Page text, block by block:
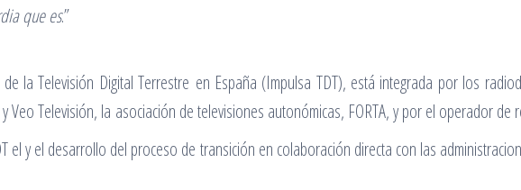
que es.”
la Televisión Digital Terrestre en España (Impulsa TDT), está integrada por los
Veo Televisión, la asociación de televisiones autonómicas, FORTA, y por el operador de
el y el desarrollo del proceso de transición en colaboración directa con las